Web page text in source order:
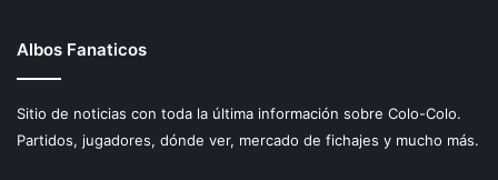
Albos Fanaticos
Sitio de noticias con toda la última información sobre Colo-Colo.
Partidos, jugadores, dónde ver, mercado de fichajes y mucho más.